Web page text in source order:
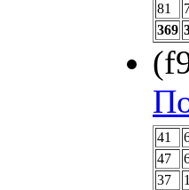
81
369
41
47
37